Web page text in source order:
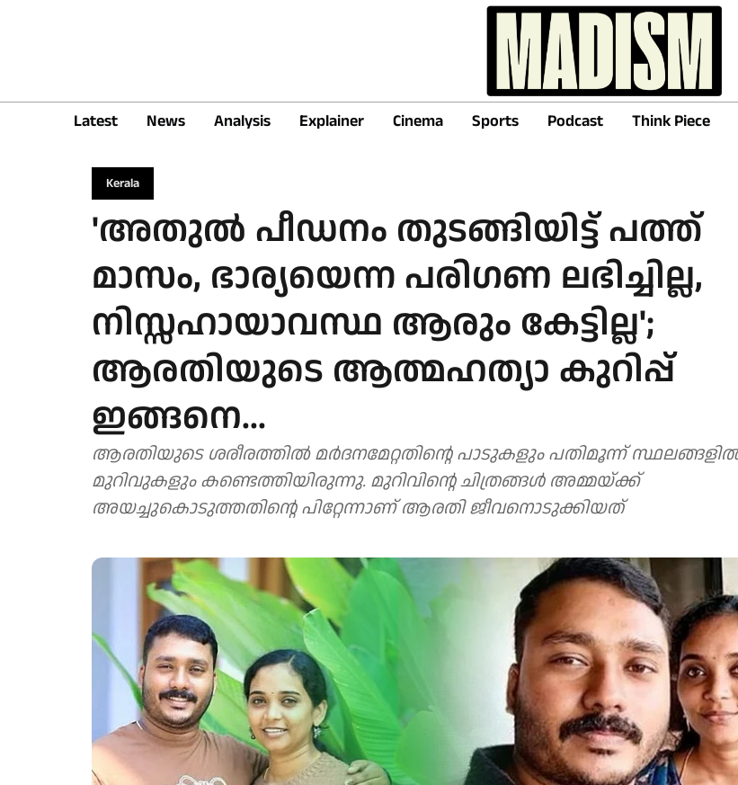
Latest News Analysis Explainer Cinema Sports Podcast Think Piece
Kerala
'അതുല്‍ പീഡനം തുടങ്ങിയിട്ട് പത്ത്
മാസം, ഭാര്യയെന്ന പരിഗണ ലഭിച്ചില്ല,
നിസ്സഹായാവസ്ഥ ആരും കേട്ടില്ല';
ആരതിയുടെ ആത്മഹത്യാ കുറിപ്പ്
ഇങ്ങനെ...
ആരതിയുടെ ശരീരത്തിൽ മർദനമേറ്റതിന്റെ പാടുകളും പതിമൂന്ന്
മുറിവുകളും കണ്ടെത്തിയിരുന്നു. മുറിവിന്റെ ചിത്രങ്ങൾ അമ്മയ്ക്ക്
അയച്ചുകൊടുത്തതിന്റെ പിറ്റേന്നാണ് ആരതി ജീവനൊടുക്കിയത്